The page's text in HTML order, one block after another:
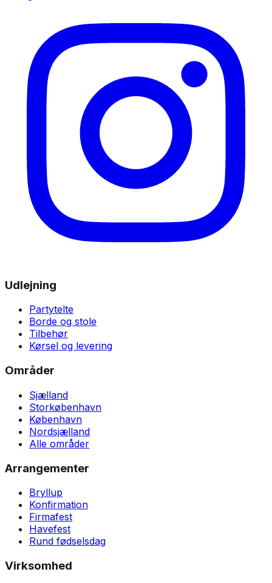
Udlejning
Partytelte
Borde og stole
Tilbehør
Kørsel og levering
Områder
Sjælland
Storkøbenhavn
København
Nordsjælland
Alle områder
Arrangementer
Bryllup
Konfirmation
Firmafest
Havefest
Rund fødselsdag
Virksomhed